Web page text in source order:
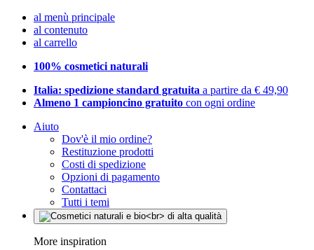
al menù principale
al contenuto
al carrello
100% cosmetici naturali
Italia: spedizione standard gratuita a partire da € 49,90
Almeno 1 campioncino gratuito con ogni ordine
Aiuto
Dov'è il mio ordine?
Restituzione prodotti
Costi di spedizione
Opzioni di pagamento
Contattaci
Tutti i temi
More inspiration